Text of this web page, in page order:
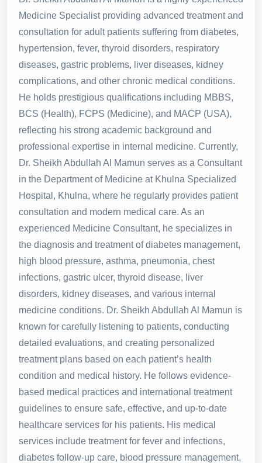
Medicine Specialist providing advanced treatment and
consultation for adult patients suffering from diabetes,
hypertension, fever, thyroid disorders, respiratory
diseases, gastric problems, liver diseases, kidney
complications, and other chronic medical conditions.
He holds prestigious qualifications including MBBS,
BCS (Health), FCPS (Medicine), and MACP (USA),
reflecting his strong academic background and
professional expertise in internal medicine. Currently,
Dr. Sheikh Abdullah Al Mamun serves as a Consultant
in the Department of Medicine at Khulna Specialized
Hospital, Khulna, where he regularly provides patient
consultation and modern medical care. As an
experienced Medicine Consultant, he specializes in
the diagnosis and treatment of diabetes management,
high blood pressure, asthma, pneumonia, chest
infections, gastric ulcer, thyroid disease, liver
disorders, kidney diseases, and various internal
medicine conditions. Dr. Sheikh Abdullah Al Mamun is
known for carefully listening to patients, conducting
detailed evaluations, and creating personalized
treatment plans based on each patient’s health
condition and medical history. He follows evidence-
based medical practices and international treatment
guidelines to ensure safe, effective, and up-to-date
healthcare services for his patients. His medical
services include treatment for fever and infections,
diabetes follow-up care, blood pressure management,